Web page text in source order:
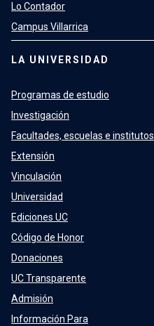
Lo Contador
Campus Villarrica
LA UNIVERSIDAD
Programas de estudio
Investigación
Facultades, escuelas e institutos
Extensión
Vinculación
Universidad
Ediciones UC
Código de Honor
Donaciones
UC Transparente
Admisión
Información Para